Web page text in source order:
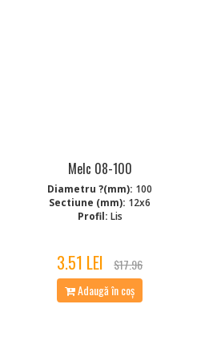
Melc 08-100
Diametru ?(mm): 100
Sectiune (mm): 12x6
Profil: Lis
3.51 LEI
$17.96
Adaugă în coș